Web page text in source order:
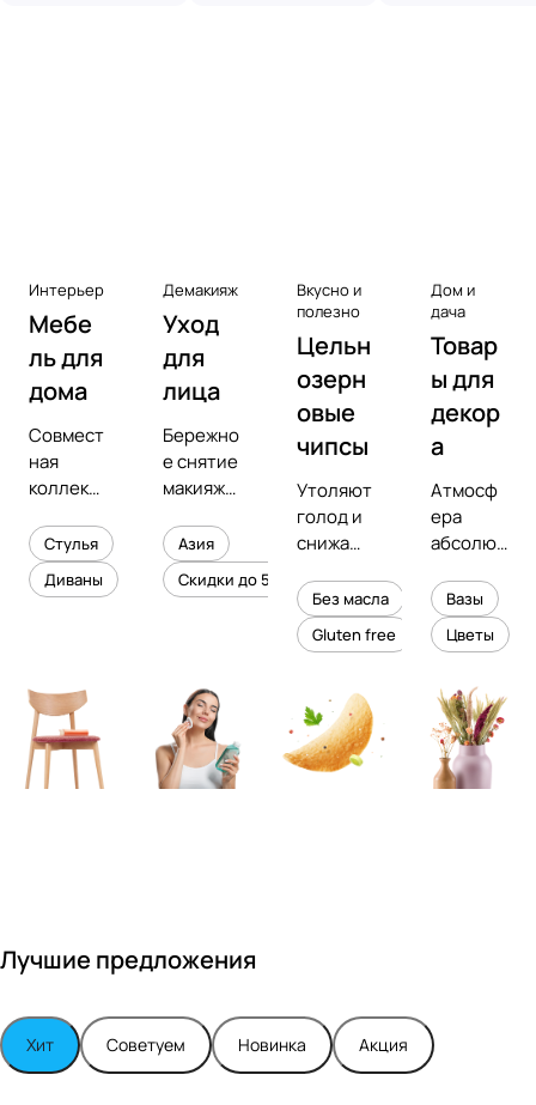
Интерьер
Мебе
ль для
дома
Совмест
ная
коллекц
предмет
ным
дизайне
Турским
Стулья
Диваны
Демакияж
Уход
для
лица
Бережно
е снятие
макияжа
увлажне
ние
кожи
Азия
Скидки до 50%
Вкусно и
полезно
Цельн
озерн
овые
чипсы
Утоляют
голод и
снижают
холесте
рина
Без масла
Gluten free
Дом и
дача
Товар
ы для
декор
а
Атмосф
ера
абсолют
уюта в
вашем
интерье
Вазы
Цветы
Лучшие предложения
Хит Советуем Новинка Акция